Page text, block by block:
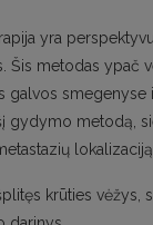
yra
Šis metodas ypač
galvos smegenyse
gydymo metodą,
lokalizaciją.
krūties vėžys,